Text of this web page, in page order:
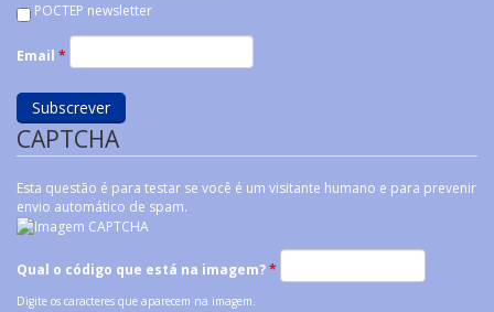
POCTEP newsletter
Email *
CAPTCHA
Esta questão é para testar se você é um visitante humano e para prevenir
envio automático de spam.
Qual o código que está na imagem?*
Digite os caracteres que aparecem na imagem.